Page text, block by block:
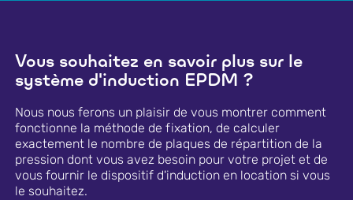
Vous souhaitez en savoir plus sur le
système d'induction EPDM ?
Nous nous ferons un plaisir de vous montrer comment
fonctionne la méthode de fixation, de calculer
exactement le nombre de plaques de répartition de la
pression dont vous avez besoin pour votre projet et de
vous fournir le dispositif d'induction en location si vous
le souhaitez.